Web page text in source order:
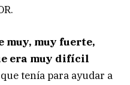
muy, muy fuerte,
era muy difícil
tenía para ayudar a